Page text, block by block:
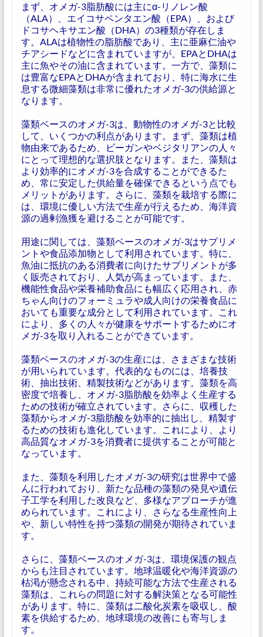
まず、オメガ-3脂肪酸には主にα-リノレン酸
（ALA）、エイコサペンタエン酸（EPA）、および
ドコサヘキサエン酸（DHA）の3種類が存在しま
す。ALAは植物性の脂肪酸であり、主に亜麻仁油や
チアシードなどに含まれていますが、EPAとDHAは
主に魚やその油に含まれています。一方で、藻類に
は豊富なEPAとDHAが含まれており、特に海水に生
息する微細藻類は非常に優れたオメガ-3の供給源と
なります。
藻類ベースのオメガ-3は、動物性のオメガ-3と比較
して、いくつかの利点があります。まず、藻類は植
物由来であるため、ビーガンやベジタリアンの人々
にとって理想的な選択肢となります。また、藻類は
より効率的にオメガ-3を合成することができるた
め、常に安定した供給量を確保できるという点でも
メリットがあります。さらに、藻類を栽培する際に
は、環境に優しい方法で生産が行えるため、海洋資
源の過剰漁獲を避けることが可能です。
用途に関しては、藻類ベースのオメガ-3はサプリメ
ントや食品添加物として利用されています。特に、
魚油に抵抗のある消費者に向けたサプリメントが多
く販売されており、人気が高まっています。また、
機能性食品や栄養補助食品にも幅広く応用され、赤
ちゃん向けのフォーミュラや成人向けの栄養食品に
おいても重要な成分として利用されています。これ
により、多くの人々が健康をサポートするためにオ
メガ-3を取り入れることができています。
藻類ベースのオメガ-3の生産には、さまざまな技術
が用いられています。代表的なものには、培養技
術、抽出技術、精製技術などがあります。藻類を高
密度で培養し、オメガ-3脂肪酸を効率よく生産する
ための技術が確立されています。さらに、収穫した
藻類からオメガ-3脂肪酸を効率的に抽出し、精製す
るための技術も進化しています。これにより、より
高品質なオメガ-3を消費者に提供することが可能と
なっています。
また、藻類を利用したオメガ-3の研究は世界中で盛
んに行われており、新たな品種の藻類の発見や遺伝
子工学を利用した改良など、多様なアプローチが進
められています。これにより、さらなる生産性向上
や、新しい特性を持つ藻類の開発が期待されていま
す。
さらに、藻類ベースのオメガ-3は、環境保護の観点
からも注目されています。地球温暖化や海洋資源の
枯渇が懸念される中、持続可能な方法で生産される
藻類は、これらの問題に対する解決策となる可能性
があります。特に、藻類は二酸化炭素を吸収し、酸
素を供給するため、地球環境の改善にも寄与しま
す。